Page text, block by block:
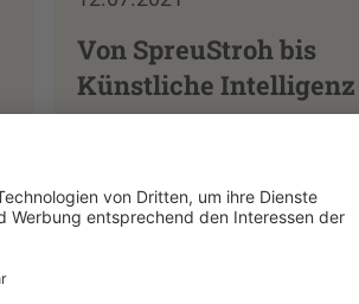
Von SpreuStroh bis
Künstliche Intelligenz